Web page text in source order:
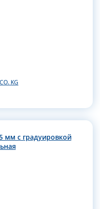
KG
мм с градуировкой